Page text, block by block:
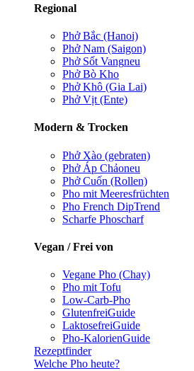
Regional
Phở Bắc (Hanoi)
Phở Nam (Saigon)
Phở Sốt Vangneu
Phở Bò Kho
Phở Khô (Gia Lai)
Phở Vịt (Ente)
Modern & Trocken
Phở Xào (gebraten)
Phở Áp Chảoneu
Phở Cuốn (Rollen)
Pho mit Meeresfrüchten
Pho French DipTrend
Scharfe Phoscharf
Vegan / Frei von
Vegane Pho (Chay)
Pho mit Tofu
Low-Carb-Pho
GlutenfreiGuide
LaktosefreiGuide
Pho-KalorienGuide
Rezeptfinder
Welche Pho heute?